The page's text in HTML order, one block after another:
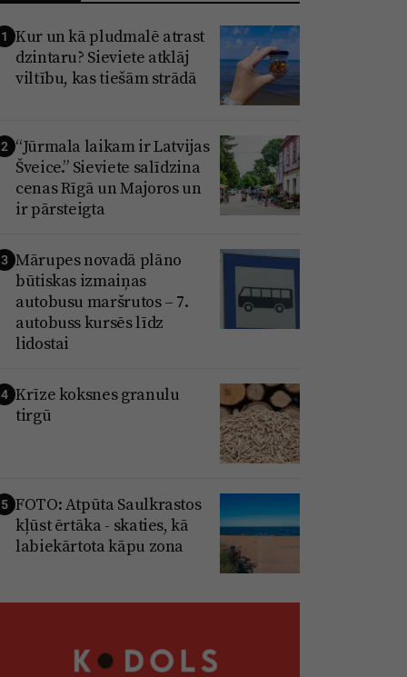
1 Kur un kā pludmalē atrast
dzintaru? Sieviete atklāj
viltību, kas tiešām strādā
2 “Jūrmala laikam ir Latvijas
Šveice.” Sieviete salīdzina
cenas Rīgā un Majoros un
ir pārsteigta
3 Mārupes novadā plāno
būtiskas izmaiņas
autobusu maršrutos – 7.
autobuss kursēs līdz
lidostai
4 Krīze koksnes granulu
tirgū
5 FOTO: Atpūta Saulkrastos
kļūst ērtāka - skaties, kā
labiekārtota kāpu zona